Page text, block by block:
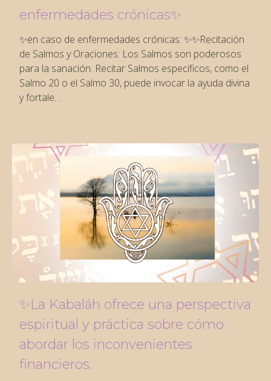
enfermedades crónicas✨
✨en caso de enfermedades crónicas: ✨✨Recitación
de Salmos y Oraciones: Los Salmos son poderosos
para la sanación. Recitar Salmos específicos, como el
Salmo 20 o el Salmo 30, puede invocar la ayuda divina
y fortale…
✨La Kabaláh ofrece una perspectiva
espiritual y práctica sobre cómo
abordar los inconvenientes
financieros.